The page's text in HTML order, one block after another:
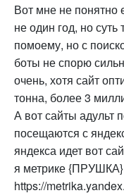
Вот мне не понятно
не один год, но
помоему, но с
боты не спорю
очень, хотя сайт
тонна, более 3
А вот сайты адульт
посещаются с
яндекса идет вот
я метрике
https://